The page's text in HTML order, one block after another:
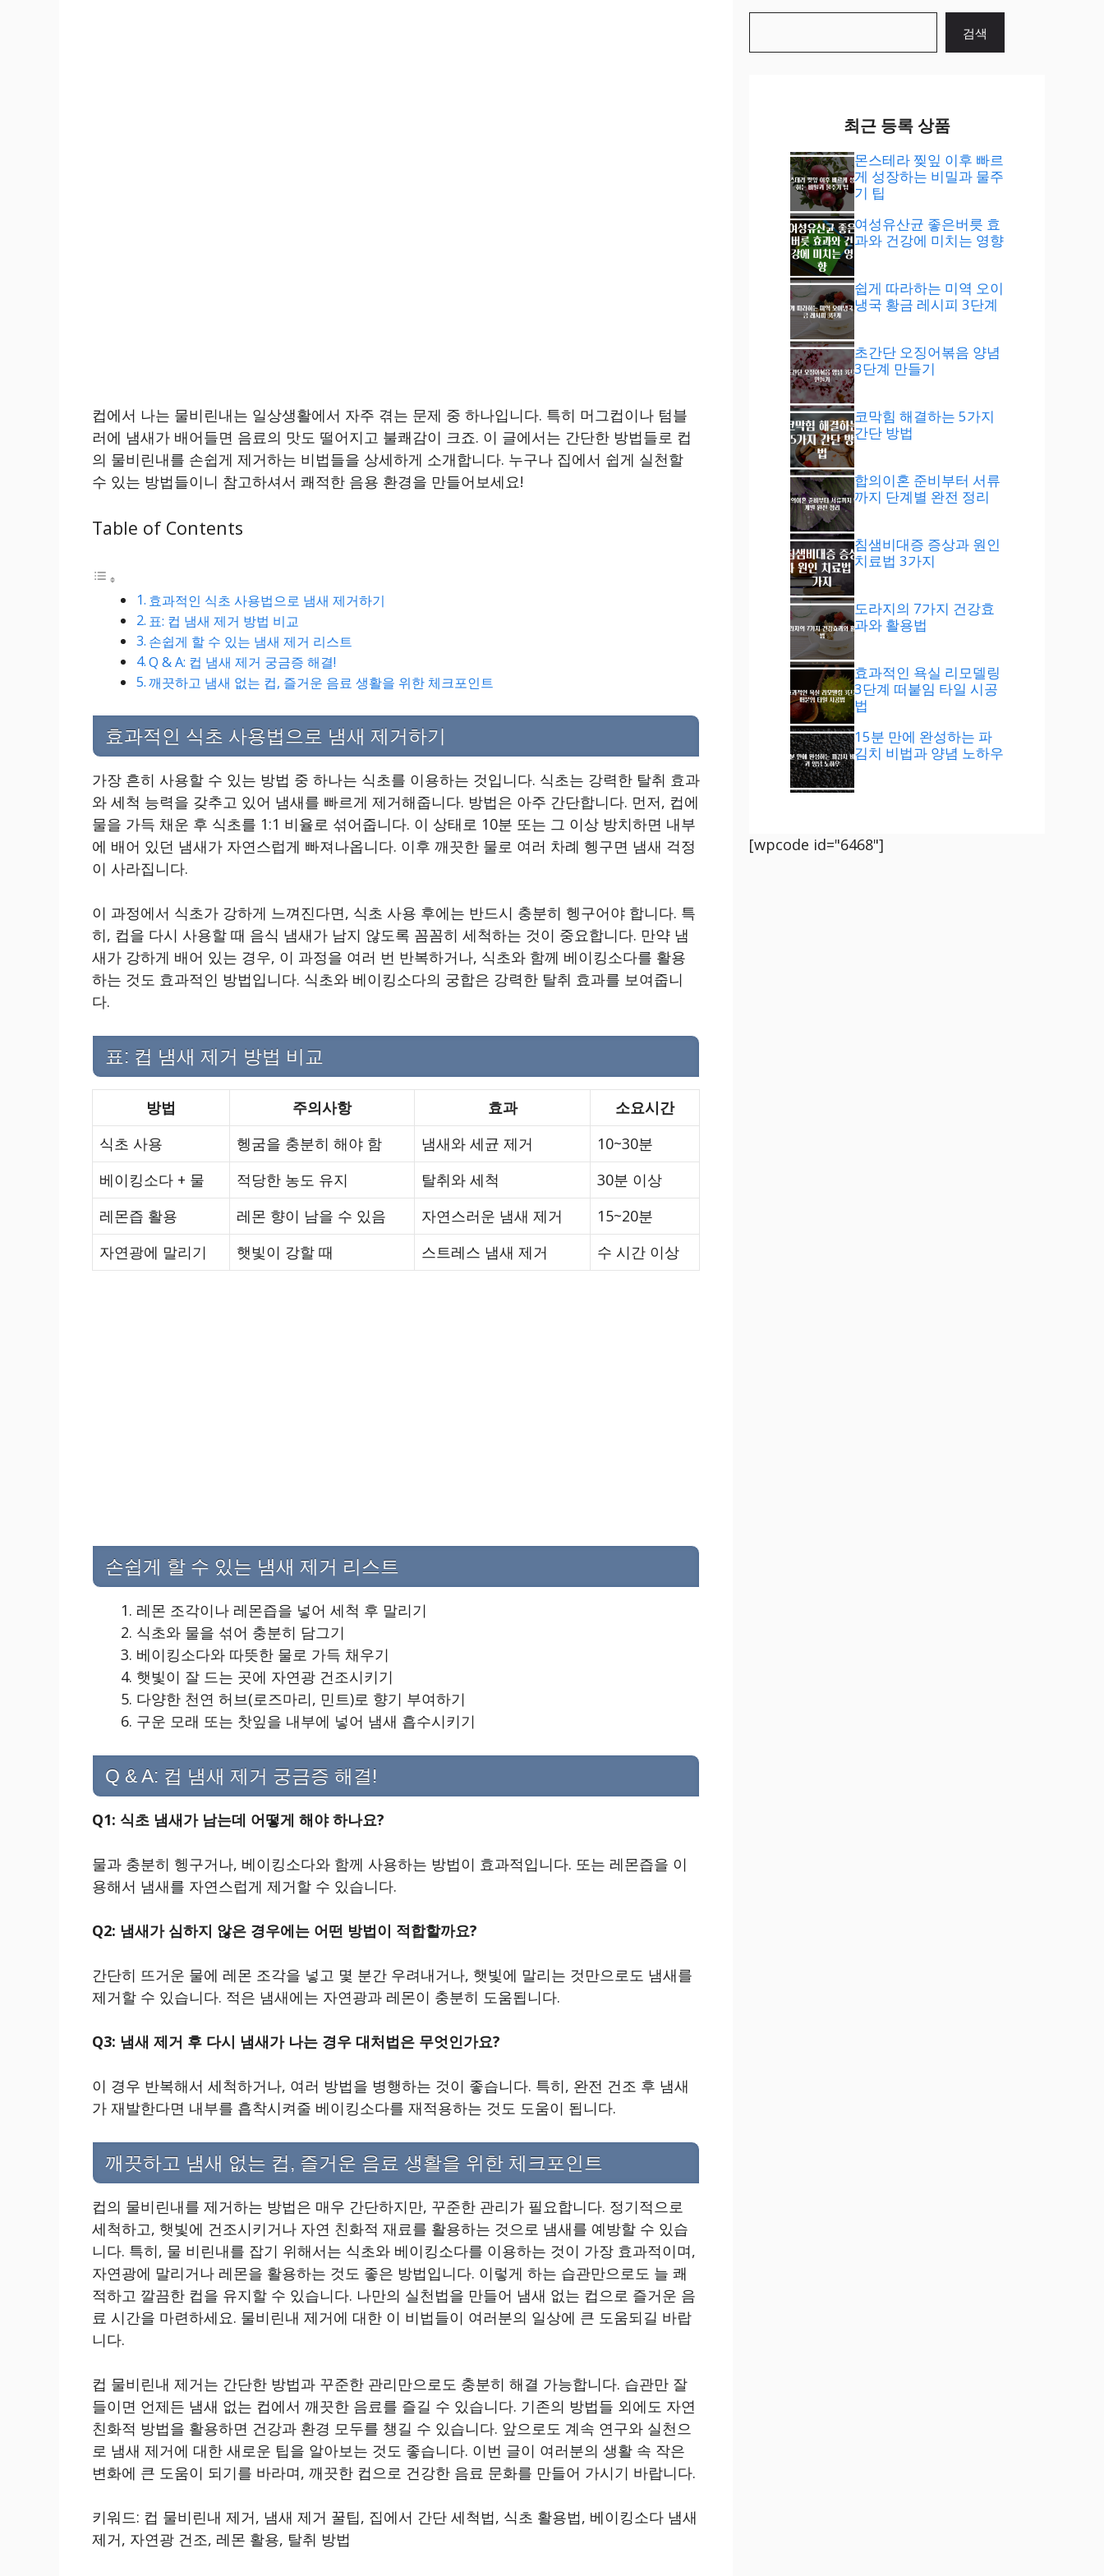
컵에서 나는 물비린내는 일상생활에서 자주 겪는 문제 중 하나입니다. 특히 머그컵이나 텀블
러에 냄새가 배어들면 음료의 맛도 떨어지고 불쾌감이 크죠. 이 글에서는 간단한 방법들로 컵
의 물비린내를 손쉽게 제거하는 비법들을 상세하게 소개합니다. 누구나 집에서 쉽게 실천할
수 있는 방법들이니 참고하셔서 쾌적한 음용 환경을 만들어보세요!
Table of Contents
효과적인 식초 사용법으로 냄새 제거하기
표: 컵 냄새 제거 방법 비교
손쉽게 할 수 있는 냄새 제거 리스트
Q & A: 컵 냄새 제거 궁금증 해결!
깨끗하고 냄새 없는 컵, 즐거운 음료 생활을 위한 체크포인트
효과적인 식초 사용법으로 냄새 제거하기
가장 흔히 사용할 수 있는 방법 중 하나는 식초를 이용하는 것입니다. 식초는 강력한 탈취 효과
와 세척 능력을 갖추고 있어 냄새를 빠르게 제거해줍니다. 방법은 아주 간단합니다. 먼저, 컵에
물을 가득 채운 후 식초를 1:1 비율로 섞어줍니다. 이 상태로 10분 또는 그 이상 방치하면 내부
에 배어 있던 냄새가 자연스럽게 빠져나옵니다. 이후 깨끗한 물로 여러 차례 헹구면 냄새 걱정
이 사라집니다.
이 과정에서 식초가 강하게 느껴진다면, 식초 사용 후에는 반드시 충분히 헹구어야 합니다. 특
히, 컵을 다시 사용할 때 음식 냄새가 남지 않도록 꼼꼼히 세척하는 것이 중요합니다. 만약 냄
새가 강하게 배어 있는 경우, 이 과정을 여러 번 반복하거나, 식초와 함께 베이킹소다를 활용
하는 것도 효과적인 방법입니다. 식초와 베이킹소다의 궁합은 강력한 탈취 효과를 보여줍니
다.
표: 컵 냄새 제거 방법 비교
방법 주의사항 효과
소요시간
식초 사용
헹굼을 충분히 해야 함 냄새와 세균 제거
10~30분
베이킹소다 + 물
적당한 농도 유지 탈취와 세척
30분 이상
레몬즙 활용
레몬 향이 남을 수 있음 자연스러운 냄새 제거
15~20분
자연광에 말리기
햇빛이 강할 때 스트레스 냄새 제거 수 시간 이상
손쉽게 할 수 있는 냄새 제거 리스트
레몬 조각이나 레몬즙을 넣어 세척 후 말리기
식초와 물을 섞어 충분히 담그기
베이킹소다와 따뜻한 물로 가득 채우기
햇빛이 잘 드는 곳에 자연광 건조시키기
다양한 천연 허브(로즈마리, 민트)로 향기 부여하기
구운 모래 또는 찻잎을 내부에 넣어 냄새 흡수시키기
Q & A: 컵 냄새 제거 궁금증 해결!
Q1: 식초 냄새가 남는데 어떻게 해야 하나요?
물과 충분히 헹구거나, 베이킹소다와 함께 사용하는 방법이 효과적입니다. 또는 레몬즙을 이
용해서 냄새를 자연스럽게 제거할 수 있습니다.
Q2: 냄새가 심하지 않은 경우에는 어떤 방법이 적합할까요?
간단히 뜨거운 물에 레몬 조각을 넣고 몇 분간 우려내거나, 햇빛에 말리는 것만으로도 냄새를
제거할 수 있습니다. 적은 냄새에는 자연광과 레몬이 충분히 도움됩니다.
Q3: 냄새 제거 후 다시 냄새가 나는 경우 대처법은 무엇인가요?
이 경우 반복해서 세척하거나, 여러 방법을 병행하는 것이 좋습니다. 특히, 완전 건조 후 냄새
가 재발한다면 내부를 흡착시켜줄 베이킹소다를 재적용하는 것도 도움이 됩니다.
깨끗하고 냄새 없는 컵, 즐거운 음료 생활을 위한 체크포인트
컵의 물비린내를 제거하는 방법은 매우 간단하지만, 꾸준한 관리가 필요합니다. 정기적으로
세척하고, 햇빛에 건조시키거나 자연 친화적 재료를 활용하는 것으로 냄새를 예방할 수 있습
니다. 특히, 물 비린내를 잡기 위해서는 식초와 베이킹소다를 이용하는 것이 가장 효과적이며,
자연광에 말리거나 레몬을 활용하는 것도 좋은 방법입니다. 이렇게 하는 습관만으로도 늘 쾌
적하고 깔끔한 컵을 유지할 수 있습니다. 나만의 실천법을 만들어 냄새 없는 컵으로 즐거운 음
료 시간을 마련하세요. 물비린내 제거에 대한 이 비법들이 여러분의 일상에 큰 도움되길 바랍
니다.
컵 물비린내 제거는 간단한 방법과 꾸준한 관리만으로도 충분히 해결 가능합니다. 습관만 잘
들이면 언제든 냄새 없는 컵에서 깨끗한 음료를 즐길 수 있습니다. 기존의 방법들 외에도 자연
친화적 방법을 활용하면 건강과 환경 모두를 챙길 수 있습니다. 앞으로도 계속 연구와 실천으
로 냄새 제거에 대한 새로운 팁을 알아보는 것도 좋습니다. 이번 글이 여러분의 생활 속 작은
변화에 큰 도움이 되기를 바라며, 깨끗한 컵으로 건강한 음료 문화를 만들어 가시기 바랍니다.
키워드: 컵 물비린내 제거, 냄새 제거 꿀팁, 집에서 간단 세척법, 식초 활용법, 베이킹소다 냄새
제거, 자연광 건조, 레몬 활용, 탈취 방법
검색
최근 등록 상품
몬스테라 찢잎 이후 빠르
게 성장하는 비밀과 물주
기 팁
여성유산균 좋은버릇 효
과와 건강에 미치는 영향
쉽게 따라하는 미역 오이
냉국 황금 레시피 3단계
초간단 오징어볶음 양념
3단계 만들기
코막힘 해결하는 5가지
간단 방법
합의이혼 준비부터 서류
까지 단계별 완전 정리
침샘비대증 증상과 원인
치료법 3가지
도라지의 7가지 건강효
과와 활용법
효과적인 욕실 리모델링
3단계 떠붙임 타일 시공
법
15분 만에 완성하는 파
김치 비법과 양념 노하우
[wpcode id="6468"]